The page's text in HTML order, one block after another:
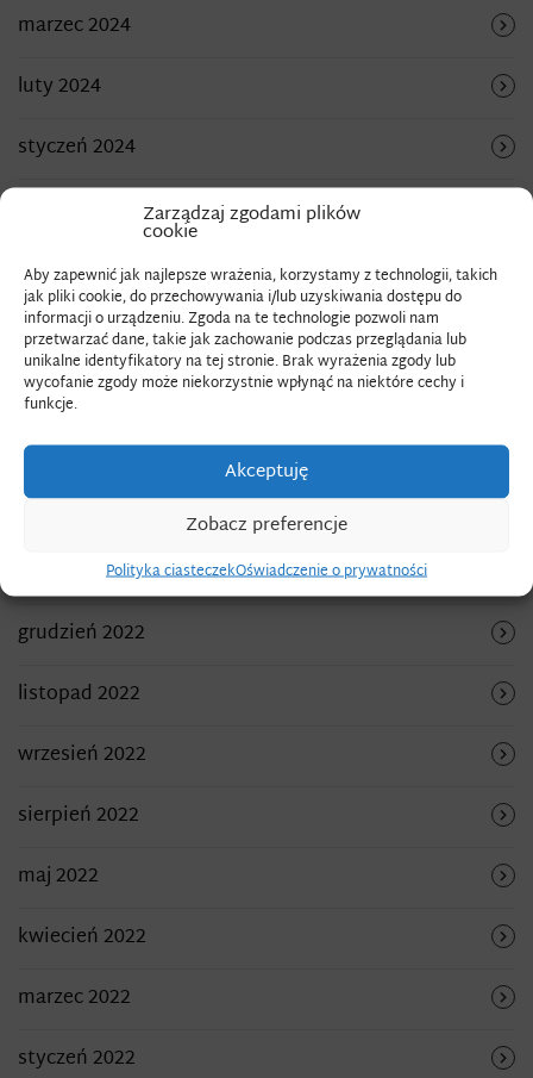
Zarządzaj zgodami plików
cookie
Aby zapewnić jak najlepsze wrażenia, korzystamy z technologii, takich
jak pliki cookie, do przechowywania i/lub uzyskiwania dostępu do
informacji o urządzeniu. Zgoda na te technologie pozwoli nam
przetwarzać dane, takie jak zachowanie podczas przeglądania lub
unikalne identyfikatory na tej stronie. Brak wyrażenia zgody lub
wycofanie zgody może niekorzystnie wpłynąć na niektóre cechy i
funkcje.
Akceptuję
Zobacz preferencje
Polityka ciasteczekOświadczenie o prywatności
marzec 2024
luty 2024
styczeń 2024
grudzień 2023
sierpień 2023
lipiec 2023
czerwiec 2023
maj 2023
marzec 2023
grudzień 2022
listopad 2022
wrzesień 2022
sierpień 2022
maj 2022
kwiecień 2022
marzec 2022
styczeń 2022